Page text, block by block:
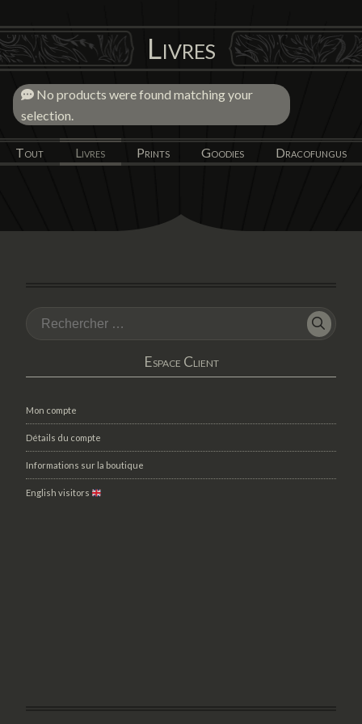
Livres
Tout Livres Prints Goodies Dracofungus
No products were found matching your
selection.
Espace Client
Mon compte
Détails du compte
Informations sur la boutique
English visitors